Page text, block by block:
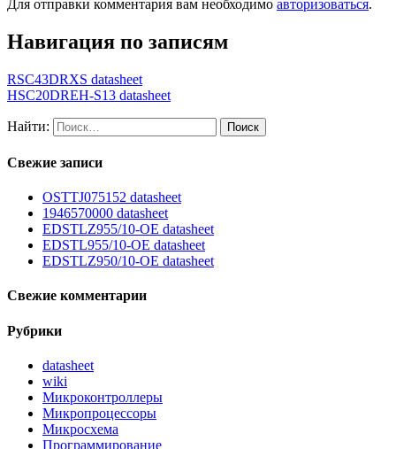
Для отправки комментария вам необходимо авторизоваться.
Навигация по записям
RSC43DRXS datasheet
HSC20DREH-S13 datasheet
Найти:
Свежие записи
OSTTJ075152 datasheet
1946570000 datasheet
EDSTLZ955/10-OE datasheet
EDSTL955/10-OE datasheet
EDSTLZ950/10-OE datasheet
Свежие комментарии
Рубрики
datasheet
wiki
Микроконтроллеры
Микропроцессоры
Микросхема
Программирование